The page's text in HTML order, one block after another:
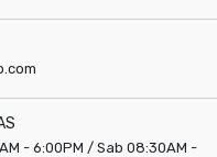
- 6:00PM / Sab 08:30AM -